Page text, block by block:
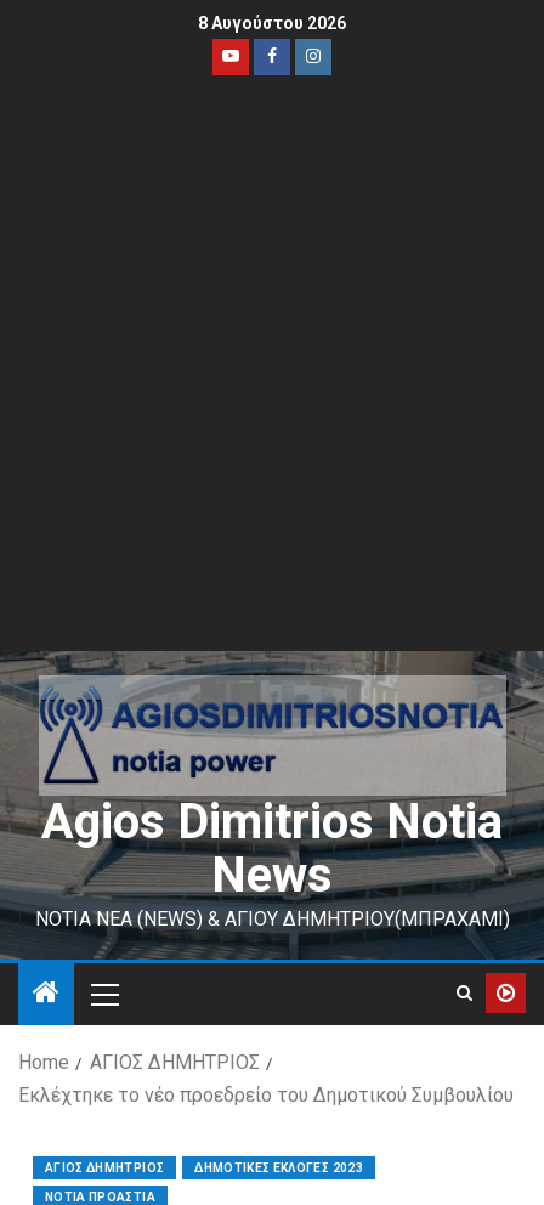
8 Αυγούστου 2026
Agios Dimitrios Notia
News
ΝΟΤΙΑ ΝΕΑ (NEWS) & ΑΓΙΟΥ ΔΗΜΗΤΡΙΟΥ(ΜΠΡΑΧΑΜΙ)
Home
ΑΓΙΟΣ ΔΗΜΗΤΡΙΟΣ
Εκλέχτηκε το νέο προεδρείο του Δημοτικού Συμβουλίου
ΑΓΙΟΣ ΔΗΜΗΤΡΙΟΣ ΔΗΜΟΤΙΚΕΣ ΕΚΛΟΓΕΣ 2023
ΝΟΤΙΑ ΠΡΟΑΣΤΙΑ